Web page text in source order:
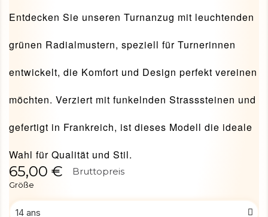
Entdecken Sie unseren Turnanzug mit leuchtenden
grünen Radialmustern, speziell für Turnerinnen
entwickelt, die Komfort und Design perfekt vereinen
möchten. Verziert mit funkelnden Strasssteinen und
gefertigt in Frankreich, ist dieses Modell die ideale
Wahl für Qualität und Stil.
65,00 € Bruttopreis
Größe